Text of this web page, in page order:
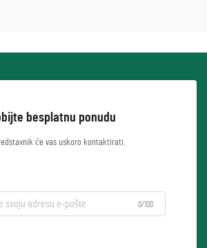
besplatnu ponudu
će vas uskoro kontaktirati.
0/100